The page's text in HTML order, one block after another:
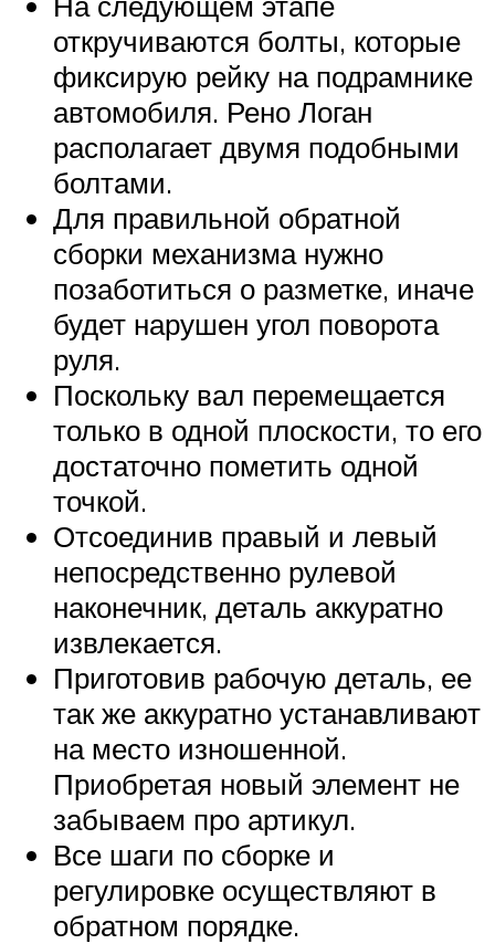
откручиваются болты, которые
фиксирую рейку на подрамнике
автомобиля. Рено Логан
располагает двумя подобными
болтами.
Для правильной обратной
сборки механизма нужно
позаботиться о разметке, иначе
будет нарушен угол поворота
руля.
Поскольку вал перемещается
только в одной плоскости, то его
достаточно пометить одной
точкой.
Отсоединив правый и левый
непосредственно рулевой
наконечник, деталь аккуратно
извлекается.
Приготовив рабочую деталь, ее
так же аккуратно устанавливают
на место изношенной.
Приобретая новый элемент не
забываем про артикул.
Все шаги по сборке и
регулировке осуществляют в
обратном порядке.